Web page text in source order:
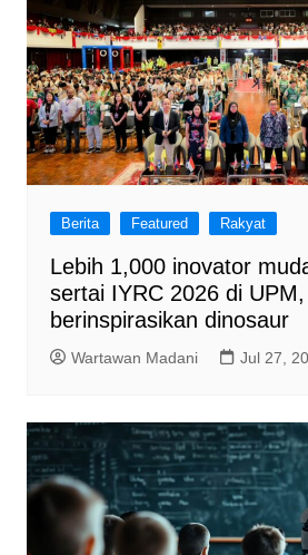
Berita Featured Rakyat
Lebih 1,000 inovator
sertai IYRC 2026 di
berinspirasikan dinosaur
Wartawan Madani Jul 27,